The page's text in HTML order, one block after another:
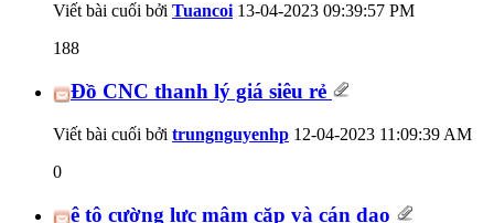
Viết bài cuối bởi Tuancoi13-04-2023 09:39:57 PM
188
Đồ CNC thanh lý giá siêu rẻ
Viết bài cuối bởi trungnguyenhp 12-04-2023 11:09:39 AM
0
ê tô cường lực mâm cặp và cán dao